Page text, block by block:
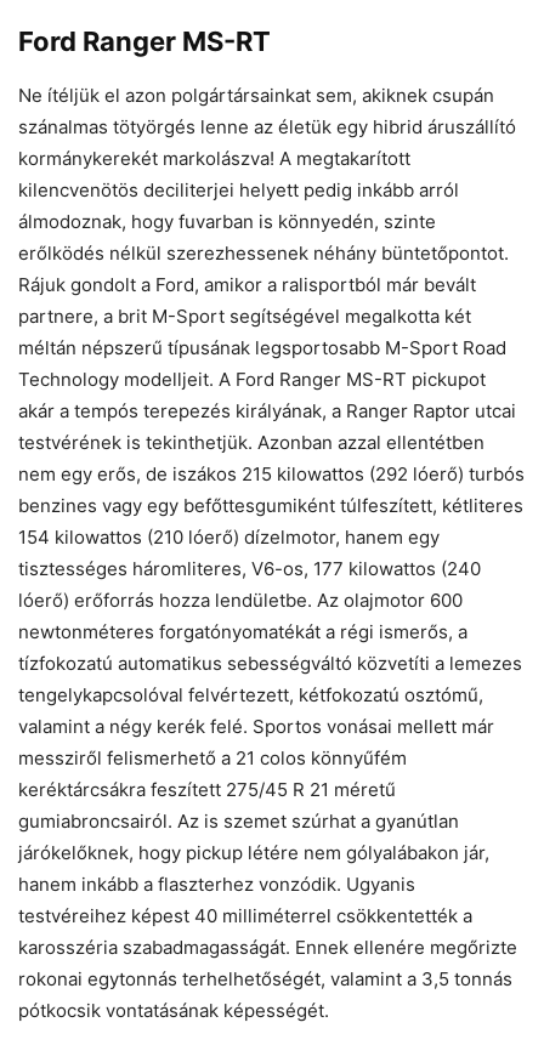
Ford Ranger MS-RT
Ne ítéljük el azon polgártársainkat sem, akiknek csupán
szánalmas tötyörgés lenne az életük egy hibrid áruszállító
kormánykerekét markolászva! A megtakarított
kilencvenötös deciliterjei helyett pedig inkább arról
álmodoznak, hogy fuvarban is könnyedén, szinte
erőlködés nélkül szerezhessenek néhány büntetőpontot.
Rájuk gondolt a Ford, amikor a ralisportból már bevált
partnere, a brit M-Sport segítségével megalkotta két
méltán népszerű típusának legsportosabb M-Sport Road
Technology modelljeit. A Ford Ranger MS-RT pickupot
akár a tempós terepezés királyának, a Ranger Raptor utcai
testvérének is tekinthetjük. Azonban azzal ellentétben
nem egy erős, de iszákos 215 kilowattos (292 lóerő) turbós
benzines vagy egy befőttesgumiként túlfeszített, kétliteres
154 kilowattos (210 lóerő) dízelmotor, hanem egy
tisztességes háromliteres, V6-os, 177 kilowattos (240
lóerő) erőforrás hozza lendületbe. Az olajmotor 600
newtonméteres forgatónyomatékát a régi ismerős, a
tízfokozatú automatikus sebességváltó közvetíti a lemezes
tengelykapcsolóval felvértezett, kétfokozatú osztómű,
valamint a négy kerék felé. Sportos vonásai mellett már
messziről felismerhető a 21 colos könnyűfém
keréktárcsákra feszített 275/45 R 21 méretű
gumiabroncsairól. Az is szemet szúrhat a gyanútlan
járókelőknek, hogy pickup létére nem gólyalábakon jár,
hanem inkább a flaszterhez vonzódik. Ugyanis
testvéreihez képest 40 milliméterrel csökkentették a
karosszéria szabadmagasságát. Ennek ellenére megőrizte
rokonai egytonnás terhelhetőségét, valamint a 3,5 tonnás
pótkocsik vontatásának képességét.